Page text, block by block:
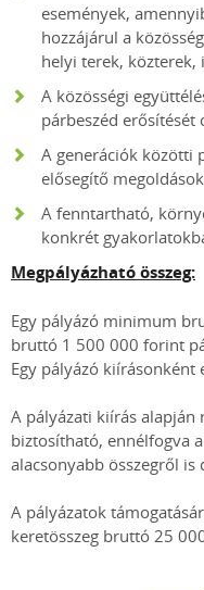
események,
hozzájárul a
helyi terek, közterek,
A közösségi
párbeszéd erősítését
A generációk közötti
elősegítő
A fenntartható,
konkrét
Megpályázható összeg:
Egy pályázó minimum
bruttó 1 500 000 forint
Egy pályázó
A pályázati kiírás alapján
biztosítható, ennélfogva
alacsonyabb összegről
A pályázatok
keretösszeg bruttó 25